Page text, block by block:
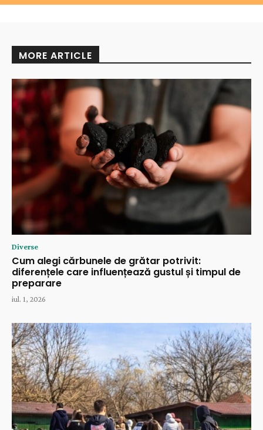
MORE ARTICLE
Diverse
Cum alegi cărbunele de grătar potrivit:
diferențele care influențează gustul și timpul de
preparare
iul. 1, 2026